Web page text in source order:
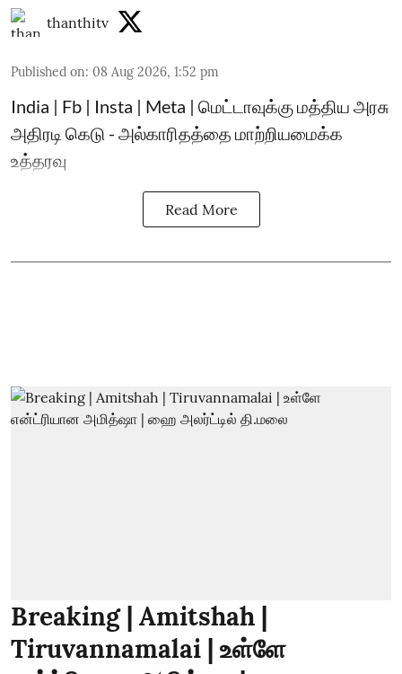
thanthitv
Published on: 08 Aug 2026, 1:52 pm
India | Fb | Insta | Meta | மெட்டாவுக்கு மத்திய அரசு
அதிரடி கெடு - அல்காரிதத்தை மாற்றியமைக்க
உத்தரவு
Read More
Breaking | Amitshah |
Tiruvannamalai | உள்ளே